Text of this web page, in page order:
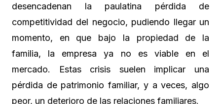
desencadenan la paulatina pérdida de
competitividad del negocio, pudiendo llegar un
momento, en que bajo la propiedad de la
familia, la empresa ya no es viable en el
mercado. Estas crisis suelen implicar una
pérdida de patrimonio familiar, y a veces, algo
peor, un deterioro de las relaciones familiares.